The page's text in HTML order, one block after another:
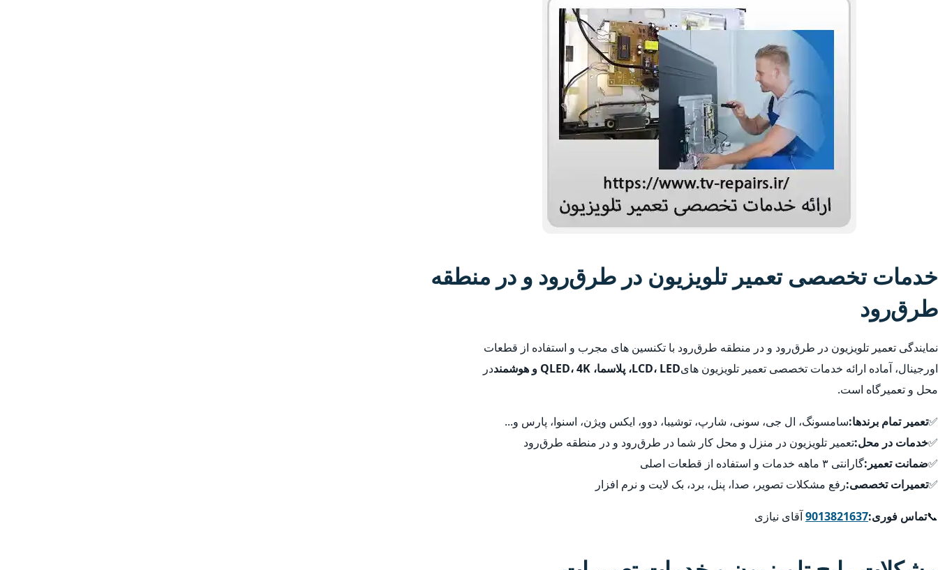
خدمات تخصصی تعمیر تلویزیون در طرق‌رود و در منطقه
طرق‌رود
نمایندگی تعمیر تلویزیون در طرق‌رود و در منطقه طرق‌رود با تکنسین های مجرب و استفاده از قطعات
اورجینال، آماده ارائه خدمات تخصصی تعمیر تلویزیون هایLCD، LED، پلاسما، QLED، 4K و هوشمند
در
محل و تعمیرگاه است.
✅تعمیر تمام برندها:سامسونگ، ال جی، سونی، شارپ، توشیبا، دوو، ایکس ویژن، اسنوا، پارس و...
✅خدمات در محل:تعمیر تلویزیون در منزل و محل کار شما در طرق‌رود و در منطقه طرق‌رود
✅ضمانت تعمیر:گارانتی ۳ ماهه خدمات و استفاده از قطعات اصلی
✅تعمیرات تخصصی:رفع مشکلات تصویر، صدا، پنل، برد، بک لایت و نرم افزار
📞تماس فوری:9013821637آقای نیازی